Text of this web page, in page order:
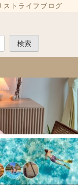
ストライフブログ
検索